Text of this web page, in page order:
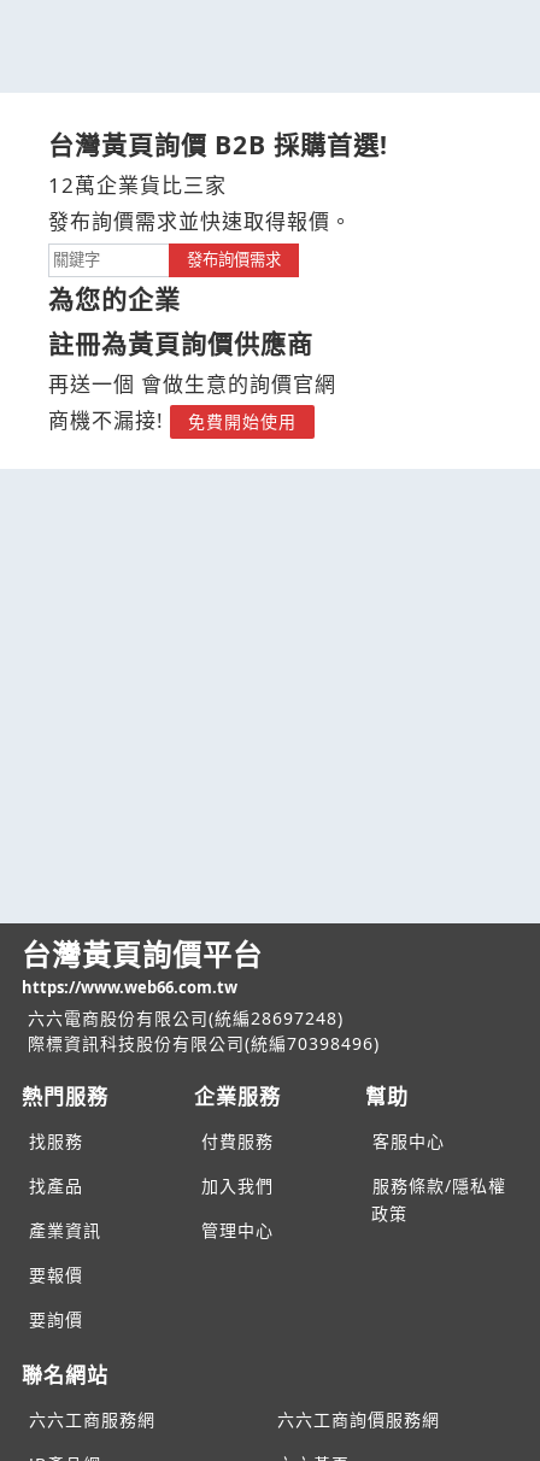
台灣黃頁詢價 B2B 採購首選!
12萬企業貨比三家
發布詢價需求並快速取得報價。
發布詢價需求
為您的企業
註冊為黃頁詢價供應商
再送一個 會做生意的詢價官網
商機不漏接!
免費開始使用
台灣黃頁詢價平台
https://www.web66.com.tw
六六電商股份有限公司(統編28697248)
際標資訊科技股份有限公司(統編70398496)
熱門服務
找服務
找產品
產業資訊
要報價
要詢價
企業服務
付費服務
加入我們
管理中心
幫助
客服中心
服務條款/隱私權
政策
聯名網站
六六工商服務網
六六工商詢價服務網